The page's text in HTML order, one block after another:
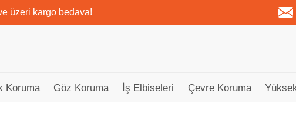
üzeri kargo bedava!
Koruma Göz Koruma İş Elbiseleri Çevre Koruma